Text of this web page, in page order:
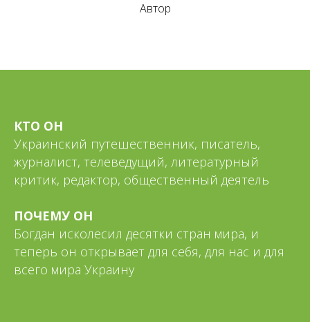
Автор
КТО ОН
Украинский путешественник, писатель,
журналист, телеведущий, литературный
критик, редактор, общественный деятель
ПОЧЕМУ ОН
Богдан исколесил десятки стран мира, и
теперь он открывает для себя, для нас и для
всего мира Украину